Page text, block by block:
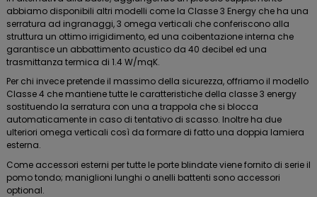
abbiamo disponibili altri modelli come la Classe 3 Energy che ha una
serratura ad ingranaggi, 3 omega verticali che conferiscono alla
struttura un ottimo irrigidimento, ed una coibentazione interna che
garantisce un abbattimento acustico da 40 decibel ed una
trasmittanza termica di 1.4 W/mqK.
Per chi invece pretende il massimo della sicurezza, offriamo il modello
Classe 4 che mantiene tutte le caratteristiche della classe 3 energy
sostituendo la serratura con una a trappola che si blocca
automaticamente in caso di tentativo di scasso. Inoltre ha due
ulteriori omega verticali così da formare di fatto una doppia lamiera
esterna.
Come accessori esterni per tutte le porte blindate viene fornito di serie il
pomo tondo; maniglioni lunghi o anelli battenti sono accessori
optional.